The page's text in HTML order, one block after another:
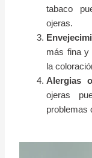
tabaco
ojeras.
más fina y
la
Alergias
ojeras
problemas